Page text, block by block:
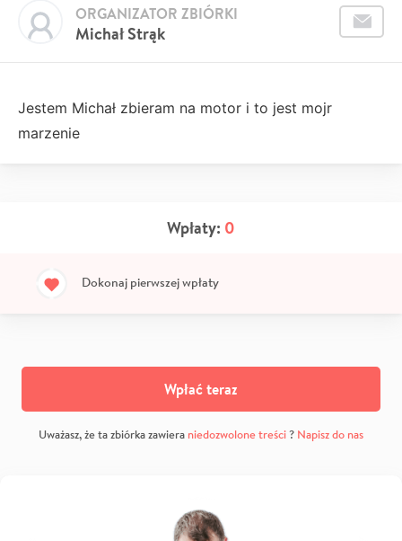
Michał Strąk
ORGANIZATOR ZBIÓRKI
Jestem Michał zbieram na motor i to jest mojr
marzenie
Wpłaty: 0
Dokonaj pierwszej wpłaty
Wpłać teraz
Uważasz, że ta zbiórka zawiera niedozwolone treści? Napisz do nas